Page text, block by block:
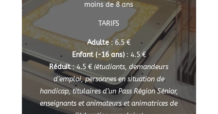
moins de 8 ans
TARIFS
Adulte : 6.5 €
Enfant (-16 ans) : 4.5 €
Réduit : 4.5 € (étudiants, demandeurs
d’emploi, personnes en situation de
handicap, titulaires d’un Pass Région Sénior,
enseignants et animateurs et animatrices de